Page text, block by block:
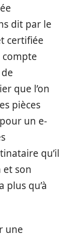
dit par le
certifiée
compte
que l’on
pièces
un e-
qu’il
son
plus qu’à
une